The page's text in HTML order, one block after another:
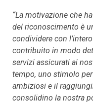
“La motivazione che
del riconoscimento è
condividere con
contribuito in modo
servizi assicurati ai
tempo, uno stimolo
ambiziosi e il
consolidino la nostra